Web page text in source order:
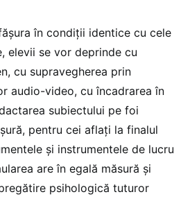
în condiții identice cu cele
elevii se vor deprinde cu
cu supravegherea prin
audio-video, cu încadrarea în
subiectului pe foi
pentru cei aflați la finalul
și instrumentele de lucru
are în egală măsură și
psihologică tuturor